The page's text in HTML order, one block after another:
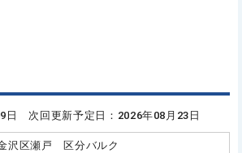
日 次回更新予定日：2026年08月23日
沢区瀬戸 区分バルク